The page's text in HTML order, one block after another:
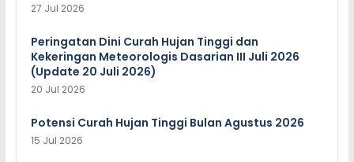
27 Jul 2026
Peringatan Dini Curah Hujan Tinggi dan
Kekeringan Meteorologis Dasarian III Juli 2026
(Update 20 Juli 2026)
20 Jul 2026
Potensi Curah Hujan Tinggi Bulan Agustus 2026
15 Jul 2026